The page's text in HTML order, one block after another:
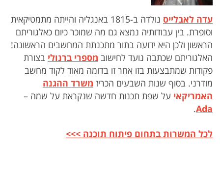
עדה לאבלייס
נולדה ב-1815 באנגליה והייתה מתמטיקאית
וסופרת. בין עבודותיה נמצא גם מה שמוכר כיום כאלגוריתם
הראשון ולכן היא ידועה בתור מתכנתת המחשבים הראשונה!
האלגוריתם שכתבה נועד לחישוב מספרי ברנולי בצורת
פקודות שמתבצעות בזו אחר זו בדומה מאוד לקוד מחשב
מודרני. בסוף שנות השבעים הכריז משרד ההגנה
האמריקאי על שפת תכנות חדשה שנקראת על שמה –
Ada
.
לכל המשרות בתחום פיתוח תוכנה >>>